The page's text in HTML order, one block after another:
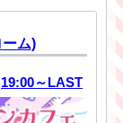
ム)
19:00～LAST